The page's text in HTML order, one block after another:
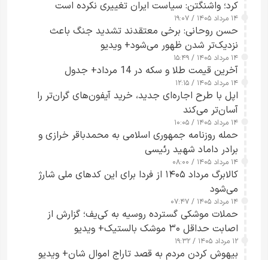
کرد؛ واشنگتن: سیاست ایران تغییری نکرده است
۱۴ مرداد ۱۴۰۵ / ۱۹:۰۷
حسن روحانی: برخی معتقدند تشدید جنگ باعث
نزدیک‌تر شدن ظهور می‌شود+ ویدیو
۱۴ مرداد ۱۴۰۵ / ۱۵:۴۹
آخرین قیمت طلا و سکه در 14 مرداد+ جدول
۱۴ مرداد ۱۴۰۵ / ۱۲:۱۵
اپل با طرح اجاره‌ای جدید، خرید آیفون‌های گران‌تر را
آسان‌تر می‌کند
۱۴ مرداد ۱۴۰۵ / ۱۰:۰۵
حمله روزنامه جمهوری اسلامی به محمدباقر خرازی و
برادر داماد شهید رئیسی
۱۴ مرداد ۱۴۰۵ / ۰۸:۰۰
کالابرگ مرداد ۱۴۰۵ از فردا برای این کدهای ملی شارژ
می‌شود
۱۴ مرداد ۱۴۰۵ / ۰۷:۴۷
حملات موشکی گسترده روسیه به کی‌یف؛ گزارش از
اصابت حداقل ۳۰ موشک بالستیک+ ویدیو
۱۲ مرداد ۱۴۰۵ / ۱۹:۳۲
بیهوش کردن مردم به قصد تاراج اموال شان+ ویدیو